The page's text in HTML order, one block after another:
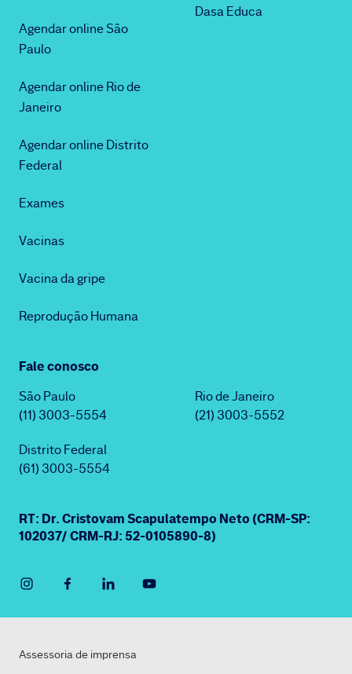
Agendar online São
Paulo
Agendar online Rio de
Janeiro
Agendar online Distrito
Federal
Exames
Vacinas
Vacina da gripe
Reprodução Humana
Dasa Educa
Fale conosco
São Paulo
(11) 3003-5554
Rio de Janeiro
(21) 3003-5552
Distrito Federal
(61) 3003-5554
RT: Dr. Cristovam Scapulatempo Neto (CRM-SP:
102037/ CRM-RJ: 52-0105890-8)
Assessoria de imprensa